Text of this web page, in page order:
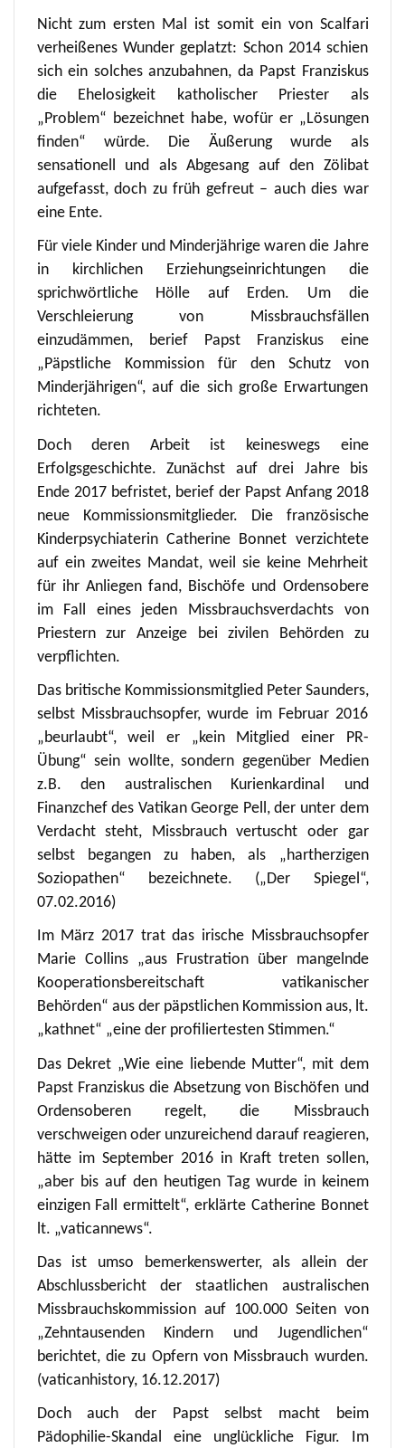
Nicht zum ersten Mal ist somit ein von Scalfari
verheißenes Wunder geplatzt: Schon 2014 schien
sich ein solches anzubahnen, da Papst Franziskus
die Ehelosigkeit katholischer Priester als
„Problem“ bezeichnet habe, wofür er „Lösungen
finden“ würde. Die Äußerung wurde als
sensationell und als Abgesang auf den Zölibat
aufgefasst, doch zu früh gefreut – auch dies war
eine Ente.
Für viele Kinder und Minderjährige waren die Jahre
in kirchlichen Erziehungseinrichtungen die
sprichwörtliche Hölle auf Erden. Um die
Verschleierung von Missbrauchsfällen
einzudämmen, berief Papst Franziskus eine
„Päpstliche Kommission für den Schutz von
Minderjährigen“, auf die sich große Erwartungen
richteten.
Doch deren Arbeit ist keineswegs eine
Erfolgsgeschichte. Zunächst auf drei Jahre bis
Ende 2017 befristet, berief der Papst Anfang 2018
neue Kommissionsmitglieder. Die französische
Kinderpsychiaterin Catherine Bonnet verzichtete
auf ein zweites Mandat, weil sie keine Mehrheit
für ihr Anliegen fand, Bischöfe und Ordensobere
im Fall eines jeden Missbrauchsverdachts von
Priestern zur Anzeige bei zivilen Behörden zu
verpflichten.
Das britische Kommissionsmitglied Peter Saunders,
selbst Missbrauchsopfer, wurde im Februar 2016
„beurlaubt“, weil er „kein Mitglied einer PR-
Übung“ sein wollte, sondern gegenüber Medien
z.B. den australischen Kurienkardinal und
Finanzchef des Vatikan George Pell, der unter dem
Verdacht steht, Missbrauch vertuscht oder gar
selbst begangen zu haben, als „hartherzigen
Soziopathen“ bezeichnete. („Der Spiegel“,
07.02.2016)
Im März 2017 trat das irische Missbrauchsopfer
Marie Collins „aus Frustration über mangelnde
Kooperationsbereitschaft vatikanischer
Behörden“ aus der päpstlichen Kommission aus, lt.
„kathnet“ „eine der profiliertesten Stimmen.“
Das Dekret „Wie eine liebende Mutter“, mit dem
Papst Franziskus die Absetzung von Bischöfen und
Ordensoberen regelt, die Missbrauch
verschweigen oder unzureichend darauf reagieren,
hätte im September 2016 in Kraft treten sollen,
„aber bis auf den heutigen Tag wurde in keinem
einzigen Fall ermittelt“, erklärte Catherine Bonnet
lt. „vaticannews“.
Das ist umso bemerkenswerter, als allein der
Abschlussbericht der staatlichen australischen
Missbrauchskommission auf 100.000 Seiten von
„Zehntausenden Kindern und Jugendlichen“
berichtet, die zu Opfern von Missbrauch wurden.
(vaticanhistory, 16.12.2017)
Doch auch der Papst selbst macht beim
Pädophilie-Skandal eine unglückliche Figur. Im